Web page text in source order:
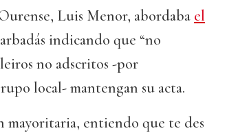
Luis Menor, abordaba el
indicando que “no
no adscritos -por
local- mantengan su acta.
mayoritaria, entiendo que te des